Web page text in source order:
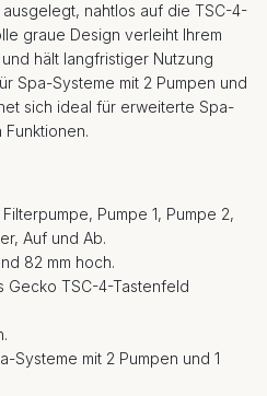
nahtlos auf die TSC-4-
graue Design verleiht Ihrem
hält langfristiger Nutzung
Spa-Systeme mit 2 Pumpen und
sich ideal für erweiterte Spa-
Pumpe 1, Pumpe 2,
Auf und Ab.
82 mm hoch.
Gecko TSC-4-Tastenfeld
Systeme mit 2 Pumpen und 1